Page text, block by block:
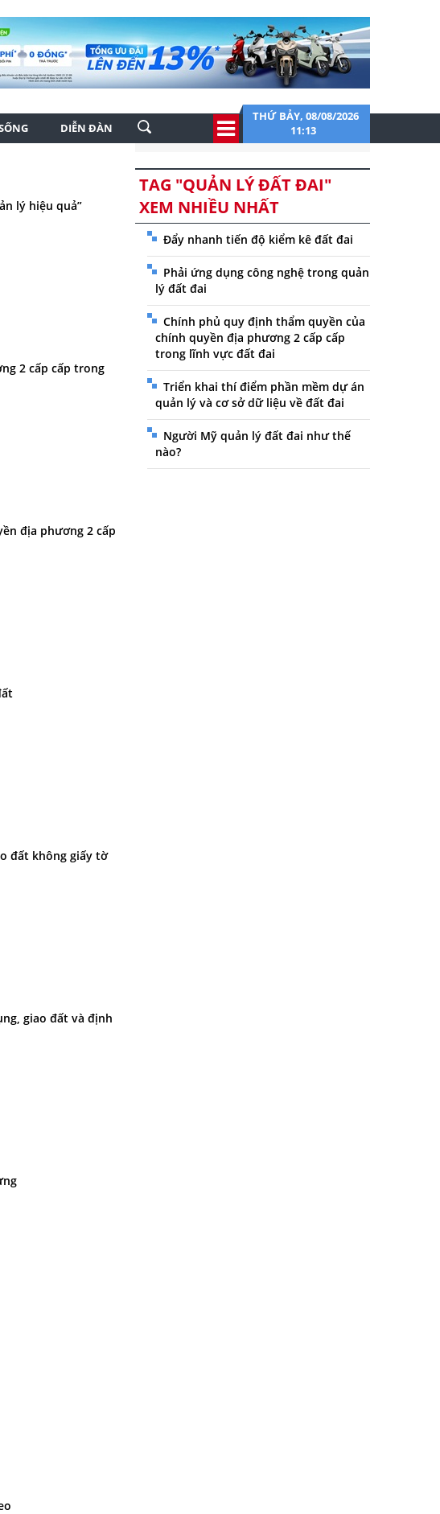
DIỄN ĐÀN
THỨ BẢY, 08/08/2026
11:13
lý hiệu quả”
2 cấp cấp trong
địa phương 2 cấp
đất không giấy tờ
giao đất và định
TAG "QUẢN LÝ ĐẤT ĐAI"
XEM NHIỀU NHẤT
Đẩy nhanh tiến độ kiểm kê đất đai
Phải ứng dụng công nghệ trong quản
lý đất đai
Chính phủ quy định thẩm quyền của
chính quyền địa phương 2 cấp cấp
trong lĩnh vực đất đai
Triển khai thí điểm phần mềm dự án
quản lý và cơ sở dữ liệu về đất đai
Người Mỹ quản lý đất đai như thế
nào?